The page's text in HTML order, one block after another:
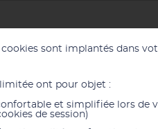
paire
23,75 €
sont implantés dans
ont pour objet :
et simplifiée lors de
de session)